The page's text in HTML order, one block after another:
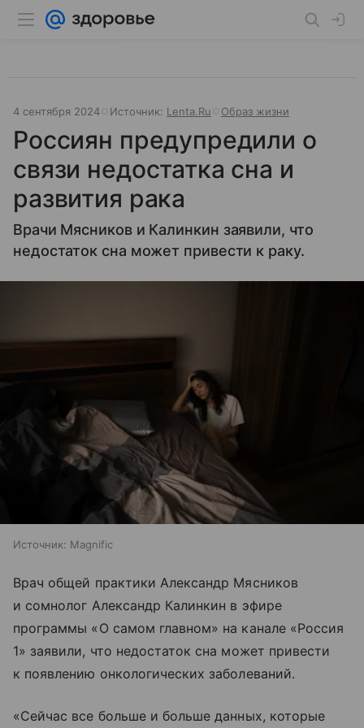
4 сентября 2024 Источник: Lenta.Ru Образ жизни
Россиян предупредили о
связи недостатка сна и
развития рака
Врачи Мясников и Калинкин заявили, что
недостаток сна может привести к раку.
Источник: Magnific
Врач общей практики Александр Мясников
и сомнолог Александр Калинкин в эфире
программы «О самом главном» на канале «Россия
1» заявили, что недостаток сна может привести
к появлению онкологических заболеваний.
«Сейчас все больше и больше данных, которые